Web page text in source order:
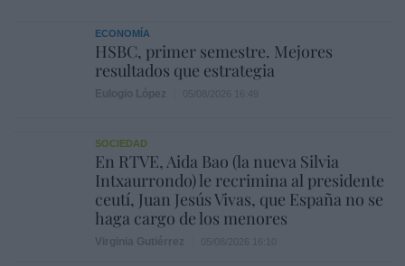
ECONOMÍA
HSBC, primer semestre. Mejores
resultados que estrategia
SOCIEDAD
En RTVE, Aida Bao (la nueva Silvia
Intxaurrondo) le recrimina al presidente
ceutí, Juan Jesús Vivas, que España no se
haga cargo de los menores